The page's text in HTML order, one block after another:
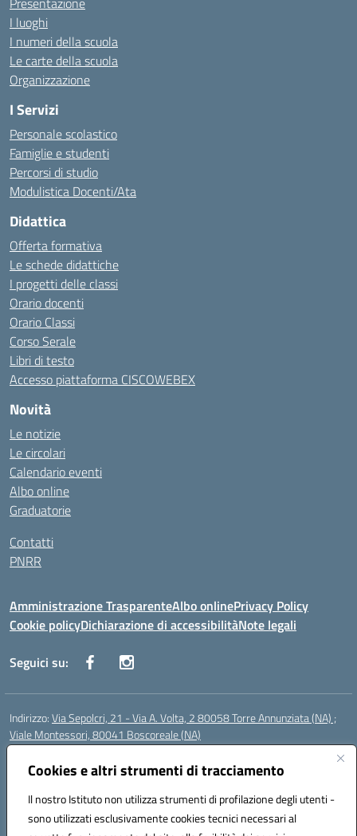
Cookies e altri strumenti di tracciamento
Il nostro Istituto non utilizza strumenti di profilazione degli utenti -
sono utilizzati esclusivamente cookies tecnici necessari al
I luoghi
I numeri della scuola
Le carte della scuola
Organizzazione
I Servizi
Personale scolastico
Famiglie e studenti
Percorsi di studio
Modulistica Docenti/Ata
Didattica
Offerta formativa
Le schede didattiche
I progetti delle classi
Orario docenti
Orario Classi
Corso Serale
Libri di testo
Accesso piattaforma CISCOWEBEX
Novità
Le notizie
Le circolari
Calendario eventi
Albo online
Graduatorie
Contatti
PNRR
Amministrazione TrasparenteAlbo onlinePrivacy Policy
Cookie policyDichiarazione di accessibilitàNote legali
Seguici su:
Indirizzo:Via Sepolcri, 21 - Via A. Volta, 2 80058 Torre Annunziata (NA) ;
Viale Montessori, 80041 Boscoreale (NA)
Centralino:
Posta elettronica certificata (PEC):nais04100b@pec.istruzione.it
Codice fiscale: 82008750638
Codice meccanografico:NAIS04100B
Codice Indice delle Pubbliche Amministrazioni (IPA): istsc_nais04100b